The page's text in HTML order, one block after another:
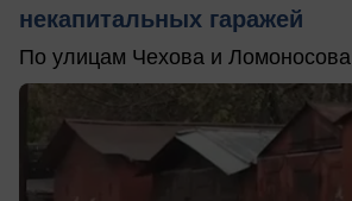
некапитальных гаражей
По улицам Чехова и Ломоносова